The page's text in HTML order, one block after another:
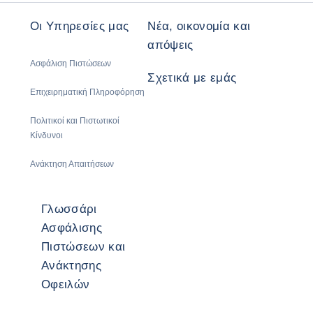
Οι Υπηρεσίες μας
Ασφάλιση Πιστώσεων
Επιχειρηματική Πληροφόρηση
Πολιτικοί και Πιστωτικοί
Κίνδυνοι
Ανάκτηση Απαιτήσεων
Νέα, οικονομία και
απόψεις
Σχετικά με εμάς
Γλωσσάρι
Ασφάλισης
Πιστώσεων και
Ανάκτησης
Οφειλών